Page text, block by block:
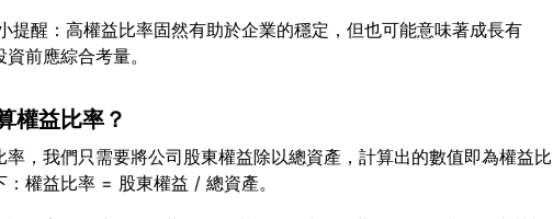
醒：高權益比率固然有助於企業的穩定，但也可能意味著成長有
權益比率？
率，我們只需要將公司股東權益除以總資產，計算出的數值即為權益比